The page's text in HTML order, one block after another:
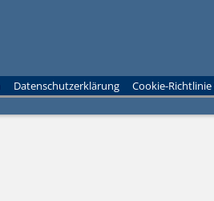
Datenschutzerklärung Cookie-Richtlinie